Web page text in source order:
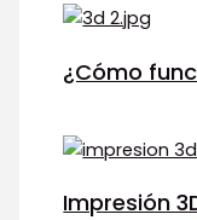
¿Cómo
Impresión